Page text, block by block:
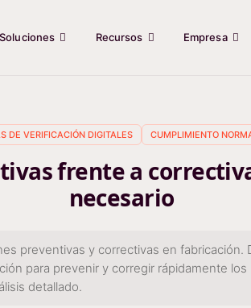
Soluciones Recursos Empresa
DE VERIFICACIÓN DIGITALES CUMPLIMIENTO
frente a
necesario
preventivas y correctivas en fabricación.
para prevenir y corregir rápidamente
detallado.